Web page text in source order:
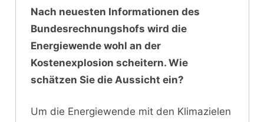
Nach neuesten Informationen des
Bundesrechnungshofs wird die
Energiewende wohl an der
Kostenexplosion scheitern. Wie
schätzen Sie die Aussicht ein?
Um die Energiewende mit den Klimazielen